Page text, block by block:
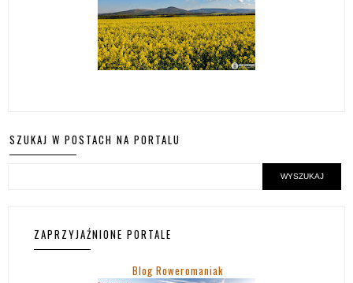
SZUKAJ W POSTACH NA PORTALU
ZAPRZYJAŹNIONE PORTALE
Blog Roweromaniak